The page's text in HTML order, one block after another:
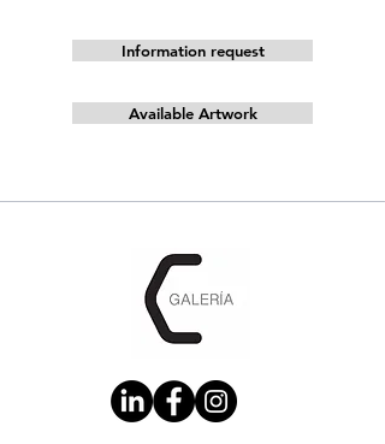
Information request
Available Artwork